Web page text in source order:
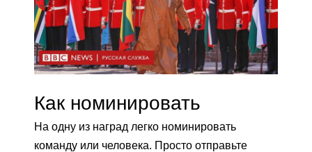
Как номинировать
На одну из наград легко номинировать
команду или человека. Просто отправьте